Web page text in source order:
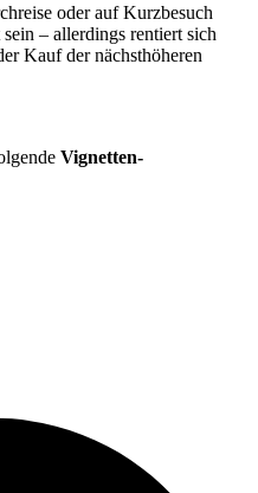
oder auf Kurzbesuch
– allerdings rentiert sich
Kauf der nächsthöheren
Vignetten-